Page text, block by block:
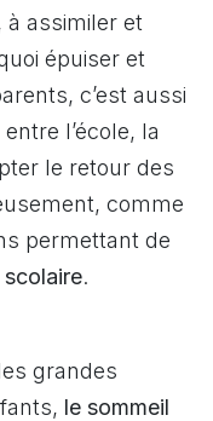
assimiler et
épuiser et
c’est aussi
l’école, la
le retour des
comme
permettant de
.
grandes
le sommeil